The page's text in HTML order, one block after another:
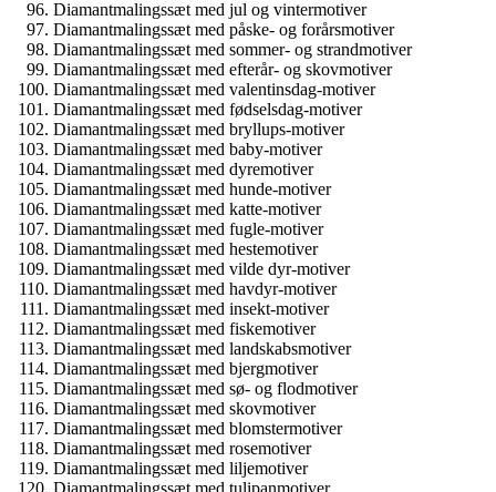
Diamantmalingssæt med jul og vintermotiver
Diamantmalingssæt med påske- og forårsmotiver
Diamantmalingssæt med sommer- og strandmotiver
Diamantmalingssæt med efterår- og skovmotiver
Diamantmalingssæt med valentinsdag-motiver
Diamantmalingssæt med fødselsdag-motiver
Diamantmalingssæt med bryllups-motiver
Diamantmalingssæt med baby-motiver
Diamantmalingssæt med dyremotiver
Diamantmalingssæt med hunde-motiver
Diamantmalingssæt med katte-motiver
Diamantmalingssæt med fugle-motiver
Diamantmalingssæt med hestemotiver
Diamantmalingssæt med vilde dyr-motiver
Diamantmalingssæt med havdyr-motiver
Diamantmalingssæt med insekt-motiver
Diamantmalingssæt med fiskemotiver
Diamantmalingssæt med landskabsmotiver
Diamantmalingssæt med bjergmotiver
Diamantmalingssæt med sø- og flodmotiver
Diamantmalingssæt med skovmotiver
Diamantmalingssæt med blomstermotiver
Diamantmalingssæt med rosemotiver
Diamantmalingssæt med liljemotiver
Diamantmalingssæt med tulipanmotiver